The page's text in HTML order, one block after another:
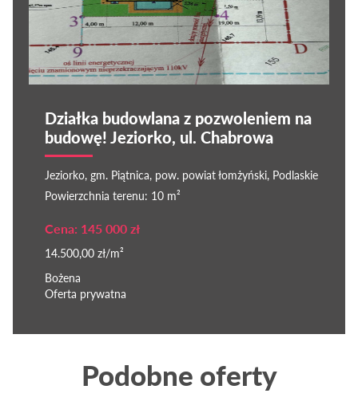
Działka budowlana z pozwoleniem na
budowę! Jeziorko, ul. Chabrowa
Jeziorko, gm. Piątnica, pow. powiat łomżyński, Podlaskie
Powierzchnia terenu: 10 m²
Cena: 145 000 zł
14.500,00 zł/m²
Bożena
Oferta prywatna
Podobne oferty